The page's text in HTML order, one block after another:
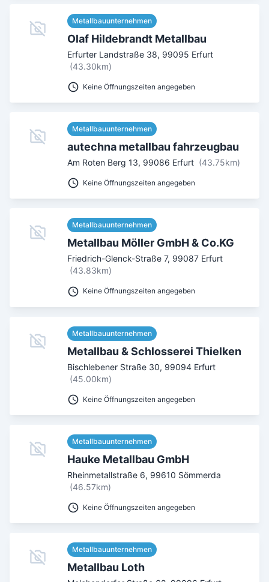
Metallbauunternehmen
Olaf Hildebrandt Metallbau
Erfurter Landstraße 38, 99095 Erfurt
(43.30km)
Keine Öffnungszeiten angegeben
Metallbauunternehmen
autechna metallbau fahrzeugbau
Am Roten Berg 13, 99086 Erfurt (43.75km)
Keine Öffnungszeiten angegeben
Metallbauunternehmen
Metallbau Möller GmbH & Co.KG
Friedrich-Glenck-Straße 7, 99087 Erfurt
(43.83km)
Keine Öffnungszeiten angegeben
Metallbauunternehmen
Metallbau & Schlosserei Thielken
Bischlebener Straße 30, 99094 Erfurt
(45.00km)
Keine Öffnungszeiten angegeben
Metallbauunternehmen
Hauke Metallbau GmbH
Rheinmetallstraße 6, 99610 Sömmerda
(46.57km)
Keine Öffnungszeiten angegeben
Metallbauunternehmen
Metallbau Loth